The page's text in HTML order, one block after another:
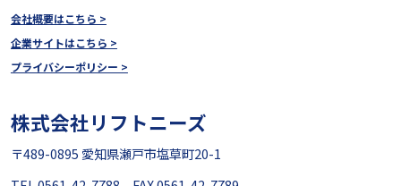
会社概要はこちら >
企業サイトはこちら >
プライバシーポリシー >
株式会社リフトニーズ
〒489-0895 愛知県瀬戸市塩草町20-1